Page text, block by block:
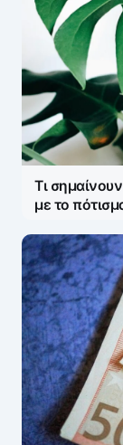
Τι
με το